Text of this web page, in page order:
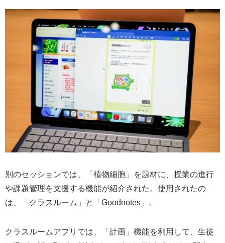
別のセッションでは、「植物細胞」を題材に、授業の進行
や課題管理を支援する機能が紹介された。使用されたの
は、「クラスルーム」と「Goodnotes」。
クラスルームアプリでは、「計画」機能を利用して、生徒